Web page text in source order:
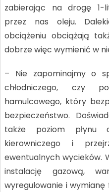
zabierając na drogę 1-
przez nas oleju.
obciążeniu obciążają
dobrze więc wymienić w
– Nie zapominajmy o
chłodniczego, czy
hamulcowego, który
bezpieczeństwo.
także poziom płynu
kierowniczego i
ewentualnych wycieków.
instalację gazową,
wyregulowanie i